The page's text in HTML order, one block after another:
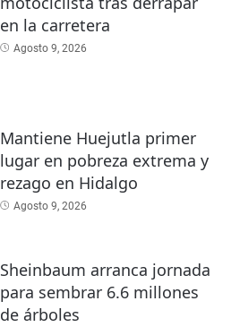
en la carretera
Agosto 9, 2026
Mantiene Huejutla primer
lugar en pobreza extrema y
rezago en Hidalgo
Agosto 9, 2026
Sheinbaum arranca jornada
para sembrar 6.6 millones
de árboles